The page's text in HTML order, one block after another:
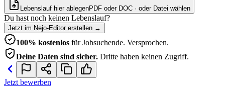
Lebenslauf hier ablegenPDF oder DOC · oder Datei wählen
Du hast noch keinen Lebenslauf?
Jetzt im Nejo-Editor erstellen →
100% kostenlos für Jobsuchende. Versprochen.
Deine Daten sind sicher. Dritte haben keinen Zugriff.
Jetzt bewerben